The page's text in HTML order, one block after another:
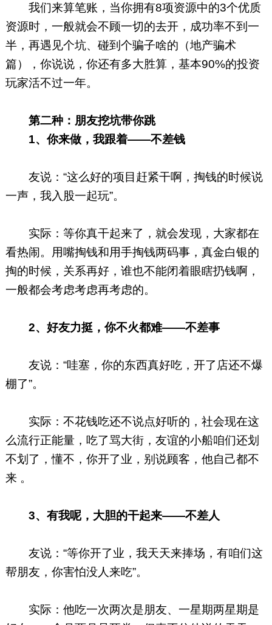
我们来算笔账，当你拥有8项资源中的3个优质
资源时，一般就会不顾一切的去开，成功率不到一
半，再遇见个坑、碰到个骗子啥的（地产骗术
篇），你说说，你还有多大胜算，基本90%的投资
玩家活不过一年。
第二种：朋友挖坑带你跳
1、你来做，我跟着——不差钱
友说：“这么好的项目赶紧干啊，掏钱的时候说
一声，我入股一起玩”。
实际：等你真干起来了，就会发现，大家都在
看热闹。用嘴掏钱和用手掏钱两码事，真金白银的
掏的时候，关系再好，谁也不能闭着眼瞎扔钱啊，
一般都会考虑考虑再考虑的。
2、好友力挺，你不火都难——不差事
友说：“哇塞，你的东西真好吃，开了店还不爆
棚了”。
实际：不花钱吃还不说点好听的，社会现在这
么流行正能量，吃了骂大街，友谊的小船咱们还划
不划了，懂不，你开了业，别说顾客，他自己都不
来 。
3、有我呢，大胆的干起来——不差人
友说：“等你开了业，我天天来捧场，有咱们这
帮朋友，你害怕没人来吃”。
实际：他吃一次两次是朋友、一星期两星期是